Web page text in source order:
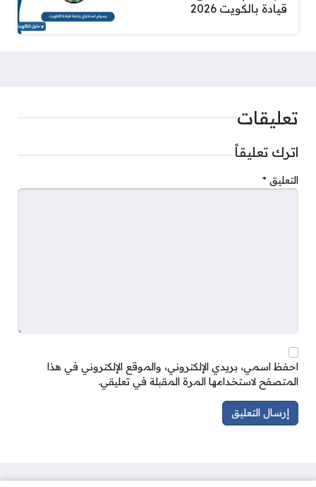
قيادة بالكويت 2026
تعليقات
اترك تعليقاً
التعليق *
احفظ اسمي، بريدي الإلكتروني، والموقع الإلكتروني في هذا
المتصفح لاستخدامها المرة المقبلة في تعليقي.